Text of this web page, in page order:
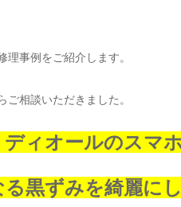
理事例をご紹介します。
ご相談いただきました。
ィオールのスマホ
黒ずみを綺麗に